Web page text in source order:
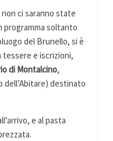
ci saranno state
programma soltanto
del Brunello, si è
e iscrizioni,
di Montalcino,
destinato
e al pasta